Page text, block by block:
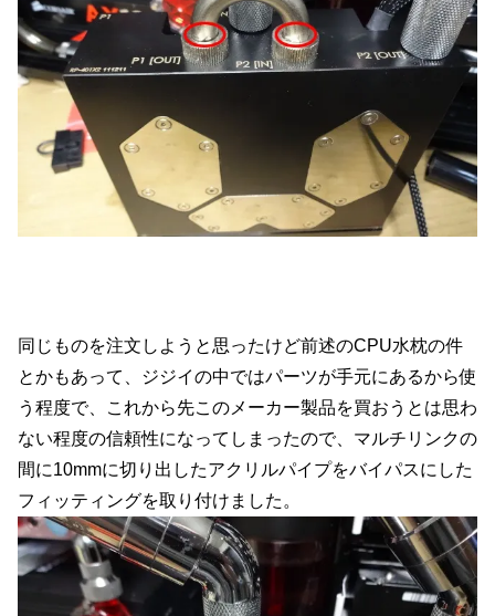
同じものを注文しようと思ったけど前述のCPU水枕の件
とかもあって、ジジイの中ではパーツが手元にあるから使
う程度で、これから先このメーカー製品を買おうとは思わ
ない程度の信頼性になってしまったので、マルチリンクの
間に10mmに切り出したアクリルパイプをバイパスにした
フィッティングを取り付けました。